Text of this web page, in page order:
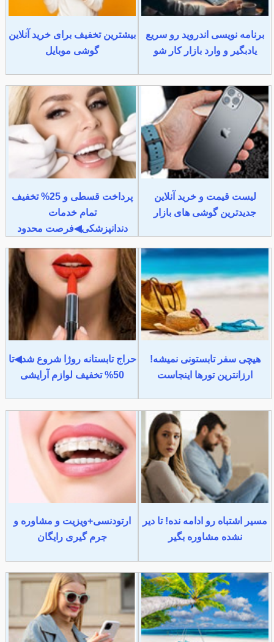
برنامه نویسی اندروید رو سریع
یادبگیر و وارد بازار کار شو
بیشترین تخفیف برای خرید آنلاین
گوشی موبایل
لیست قیمت و خرید آنلاین
جدیدترین گوشی های بازار
پرداخت قسطی و 25% تخفیف
تمام خدمات
دندانپزشکی◀فرصت محدود
هیچی سفر تابستونی نمیشه!
ارزانترین تورها اینجاست
حراج تابستانه روژا شروع شد◀تا
50% تخفیف لوازم آرایشی
مسیر اشتباه رو ادامه نده! تا دیر
نشده مشاوره بگیر
ارتودنسی+ویزیت و مشاوره و
جرم گیری رایگان